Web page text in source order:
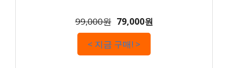
99,000원 79,000원
< 지금 구매! >